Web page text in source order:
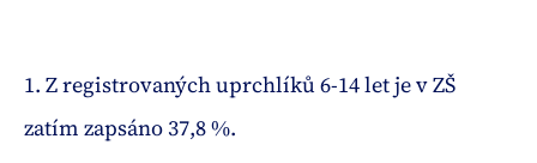
1. Z registrovaných uprchlíků 6-14 let je v ZŠ
zatím zapsáno 37,8 %.